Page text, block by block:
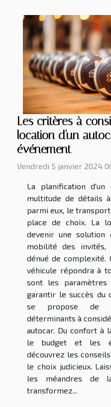
Les critères à
location d'un
événement
Vendredi 5 janvier 2024
La planification d'un
multitude de détails
parmi eux, le
place de choix. La
devenir une solution
mobilité des
dénué de complexité.
véhicule répondra à
sont les
garantir le succès du
se propose de
déterminants à
autocar. Du confort à
le budget et les
découvrez les
le choix judicieux.
les méandres de
transformez...